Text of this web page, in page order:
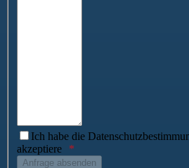
Ich habe die
akzeptiere
Honeypot, bitte lassen Sie dieses Feld